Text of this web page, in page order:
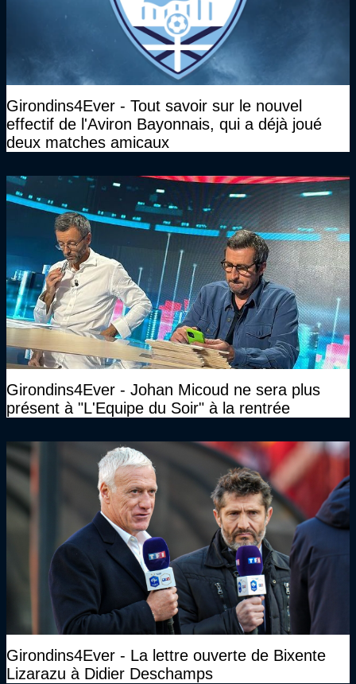
Girondins4Ever - Tout savoir sur le nouvel
effectif de l'Aviron Bayonnais, qui a déjà joué
deux matches amicaux
Girondins4Ever - Johan Micoud ne sera plus
présent à "L'Equipe du Soir" à la rentrée
Girondins4Ever - La lettre ouverte de Bixente
Lizarazu à Didier Deschamps